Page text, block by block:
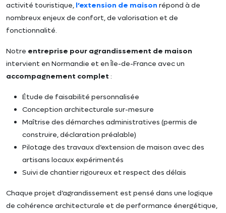
activité touristique, l’extension de maison répond à de
nombreux enjeux de confort, de valorisation et de
fonctionnalité.
Notre entreprise pour agrandissement de maison
intervient en Normandie et en Île-de-France avec un
accompagnement complet :
Étude de faisabilité personnalisée
Conception architecturale sur-mesure
Maîtrise des démarches administratives (permis de
construire, déclaration préalable)
Pilotage des travaux d’extension de maison avec des
artisans locaux expérimentés
Suivi de chantier rigoureux et respect des délais
Chaque projet d’agrandissement est pensé dans une logique
de cohérence architecturale et de performance énergétique,